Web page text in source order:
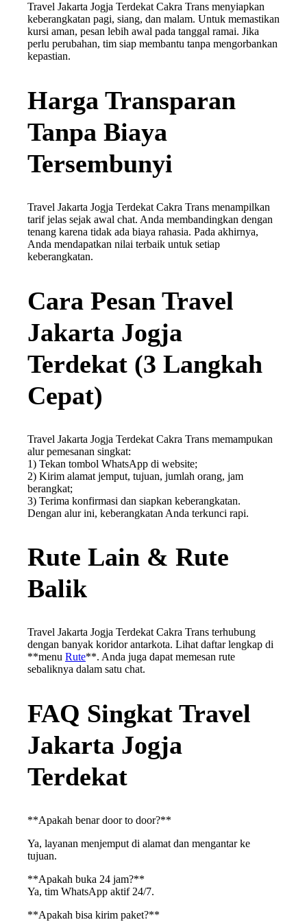
Travel Jakarta Jogja Terdekat Cakra Trans menyiapkan
keberangkatan pagi, siang, dan malam. Untuk memastikan
kursi aman, pesan lebih awal pada tanggal ramai. Jika
perlu perubahan, tim siap membantu tanpa mengorbankan
kepastian.
Harga Transparan
Tanpa Biaya
Tersembunyi
Travel Jakarta Jogja Terdekat Cakra Trans menampilkan
tarif jelas sejak awal chat. Anda membandingkan dengan
tenang karena tidak ada biaya rahasia. Pada akhirnya,
Anda mendapatkan nilai terbaik untuk setiap
keberangkatan.
Cara Pesan Travel
Jakarta Jogja
Terdekat (3 Langkah
Cepat)
Travel Jakarta Jogja Terdekat Cakra Trans memampukan
alur pemesanan singkat:
1) Tekan tombol WhatsApp di website;
2) Kirim alamat jemput, tujuan, jumlah orang, jam
berangkat;
3) Terima konfirmasi dan siapkan keberangkatan.
Dengan alur ini, keberangkatan Anda terkunci rapi.
Rute Lain & Rute
Balik
Travel Jakarta Jogja Terdekat Cakra Trans terhubung
dengan banyak koridor antarkota. Lihat daftar lengkap di
**menu Rute**. Anda juga dapat memesan rute
sebaliknya dalam satu chat.
FAQ Singkat Travel
Jakarta Jogja
Terdekat
**Apakah benar door to door?**
Ya, layanan menjemput di alamat dan mengantar ke
tujuan.
**Apakah buka 24 jam?**
Ya, tim WhatsApp aktif 24/7.
**Apakah bisa kirim paket?**